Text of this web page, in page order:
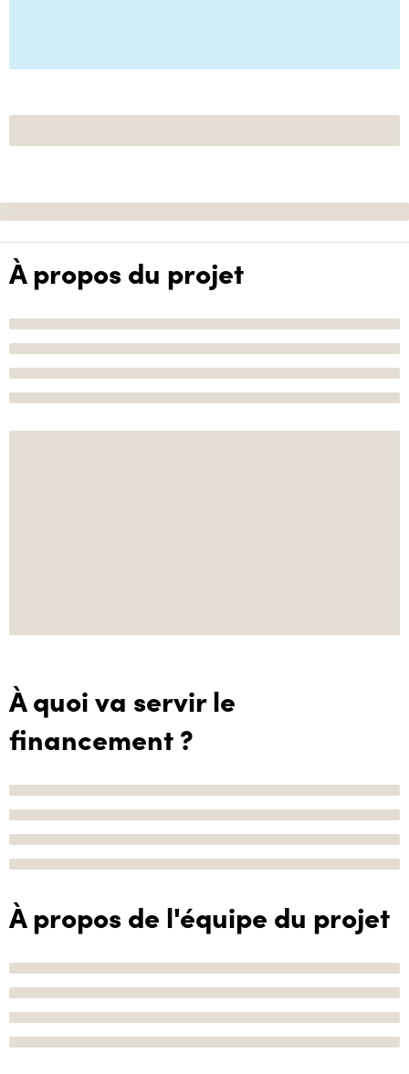
À propos du projet
À quoi va servir le
financement ?
À propos de l'équipe du projet